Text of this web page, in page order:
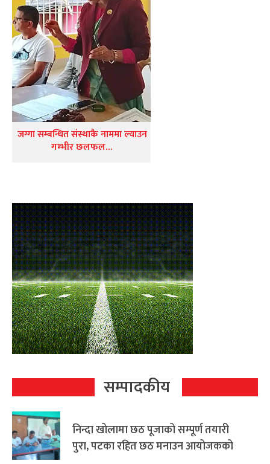
जग्गा सम्बन्धित संस्थाकै नाममा ल्याउन
गम्भीर छलफल…
सम्पादकीय
निन्दा खोलामा छठ पूजाको सम्पूर्ण तयारी
पुरा, पटका रहित छठ मनाउन आयोजकको